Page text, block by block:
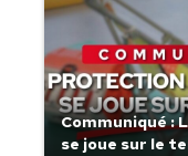
Communiqué :
se joue sur le